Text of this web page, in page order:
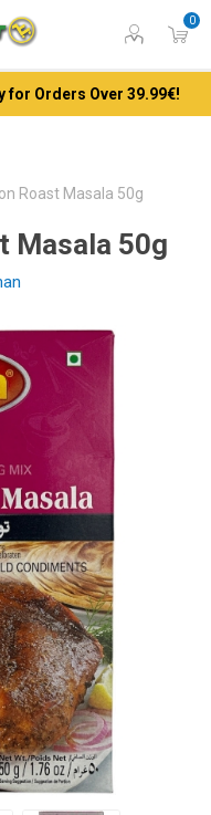
0
for Orders Over 39.99€!
Roast Masala 50g
Masala 50g